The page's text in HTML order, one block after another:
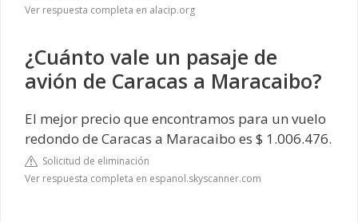
Ver respuesta completa en alacip.org
¿Cuánto vale un pasaje de
avión de Caracas a Maracaibo?
El mejor precio que encontramos para un vuelo
redondo de Caracas a Maracaibo es $ 1.006.476.
Solicitud de eliminación
Ver respuesta completa en espanol.skyscanner.com